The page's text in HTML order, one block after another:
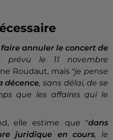
annuler le concert de
le 11 novembre
Roudaut, mais"je pense
décence, sans délai, de se
que les affaires qui le
elle estime que "dans
juridique en cours, le